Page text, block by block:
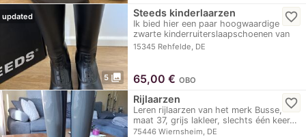
5 photo_library
updated Steeds kinderlaarzen
Ik bied hier een paar hoogwaardige
zwarte kinderruiterslaapschoenen van
het merk…
15345 Rehfelde, DE
favorite_border
65,00 € OBO
Rijlaarzen
Leren rijlaarzen van het merk Busse,
maat 37, grijs lakleer, slechts één keer…
75446 Wiernsheim, DE
favorite_border